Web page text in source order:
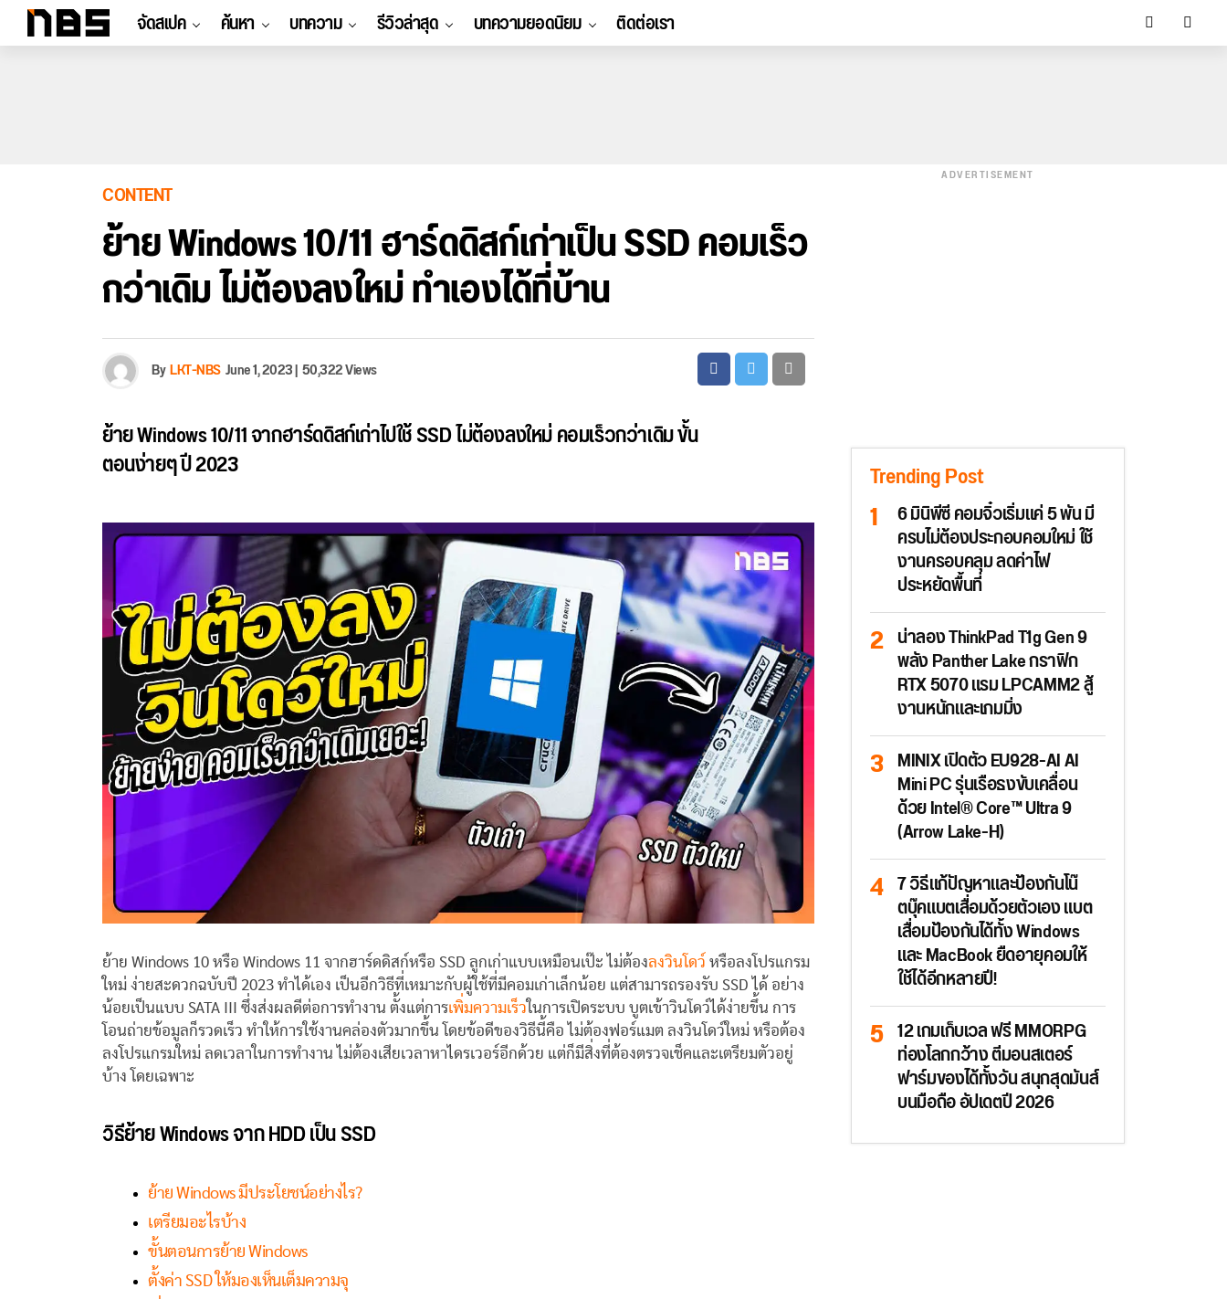
จัดสเปค ค้นหา บทความ รีวิวล่าสุด บทความยอดนิยม ติดต่อเรา
CONTENT
ย้าย Windows 10/11 ฮาร์ดดิสก์เก่าเป็น SSD คอมเร็ว
กว่าเดิม ไม่ต้องลงใหม่ ทำเองได้ที่บ้าน
ByLKT-NBSJune 1, 2023|50,322 Views
ย้าย Windows 10/11 จากฮาร์ดดิสก์เก่าไปใช้ SSD ไม่ต้องลงใหม่ คอมเร็วกว่าเดิม ขั้น
ตอนง่ายๆ ปี 2023
ย้าย Windows 10 หรือ Windows 11 จากฮาร์ดดิสก์หรือ SSD ลูกเก่าแบบเหมือนเป๊ะ ไม่ต้องลงวินโดว์ หรือลงโปรแกรม
ใหม่ ง่ายสะดวกฉบับปี 2023 ทำได้เอง เป็นอีกวิธีที่เหมาะกับผู้ใช้ที่มีคอมเก่าเล็กน้อย แต่สามารถรองรับ SSD ได้ อย่าง
น้อยเป็นแบบ SATA III ซึ่งส่งผลดีต่อการทำงาน ตั้งแต่การเพิ่มความเร็ว ในการเปิดระบบ บูตเข้าวินโดว์ได้ง่ายขึ้น การ
โอนถ่ายข้อมูลก็รวดเร็ว ทำให้การใช้งานคล่องตัวมากขึ้น โดยข้อดีของวิธีนี้คือ ไม่ต้องฟอร์แมต ลงวินโดว์ใหม่ หรือต้อง
ลงโปรแกรมใหม่ ลดเวลาในการทำงาน ไม่ต้องเสียเวลาหาไดรเวอร์อีกด้วย แต่ก็มีสิ่งที่ต้องตรวจเช็คและเตรียมตัวอยู่
บ้าง โดยเฉพาะ
วิธีย้าย Windows จาก HDD เป็น SSD
ย้าย Windows มีประโยชน์อย่างไร?
เตรียมอะไรบ้าง
ขั้นตอนการย้าย Windows
ตั้งค่า SSD ให้มองเห็นเต็มความจุ
ADVERTISEMENT
Trending Post
6 มินิพีซี คอมจิ๋วเริ่มแค่ 5 พัน มี
ครบไม่ต้องประกอบคอมใหม่ ใช้
งานครอบคลุม ลดค่าไฟ
ประหยัดพื้นที่
น่าลอง ThinkPad T1g Gen 9
พลัง Panther Lake กราฟิก
RTX 5070 แรม LPCAMM2 สู้
งานหนักและเกมมิ่ง
MINIX เปิดตัว EU928-AI AI
Mini PC รุ่นเรือธงขับเคลื่อน
ด้วย Intel® Core™ Ultra 9
(Arrow Lake-H)
7 วิธีแก้ปัญหาและป้องกันโน๊
ตบุ๊คแบตเสื่อมด้วยตัวเอง แบต
เสื่อมป้องกันได้ทั้ง Windows
และ MacBook ยืดอายุคอมให้
ใช้ได้อีกหลายปี!
12 เกมเก็บเวล ฟรี MMORPG
ท่องโลกกว้าง ตีมอนสเตอร์
ฟาร์มของได้ทั้งวัน สนุกสุดมันส์
บนมือถือ อัปเดตปี 2026